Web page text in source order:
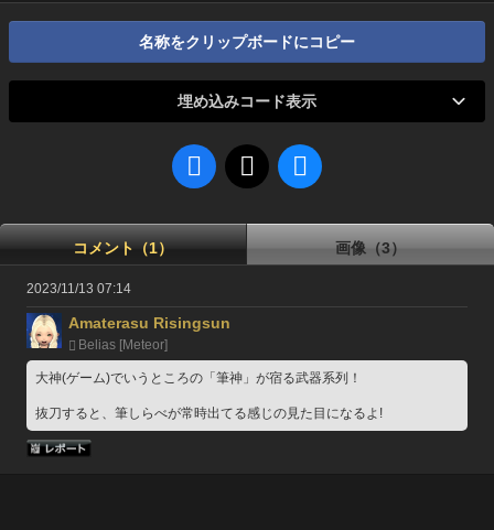
名称をクリップボードにコピー
埋め込みコード表示
コメント（1） 画像（3）
2023/11/13 07:14
Amaterasu Risingsun
Belias [Meteor]
大神(ゲーム)でいうところの「筆神」が宿る武器系列！
抜刀すると、筆しらべが常時出てる感じの見た目になるよ!